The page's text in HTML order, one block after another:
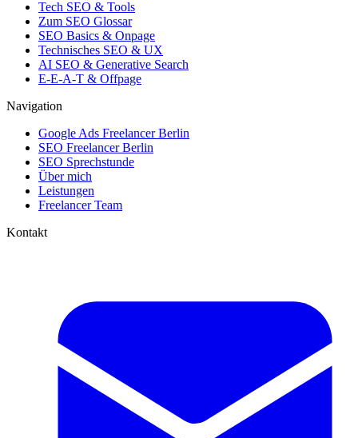
Tech SEO & Tools
Zum SEO Glossar
SEO Basics & Onpage
Technisches SEO & UX
AI SEO & Generative Search
E-E-A-T & Offpage
Navigation
Google Ads Freelancer Berlin
SEO Freelancer Berlin
SEO Sprechstunde
Über mich
Leistungen
Freelancer Team
Kontakt